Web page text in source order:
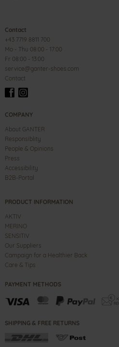
Contact
+43 7719 8811 700
Mo - Thu 08:00 - 17:00
Fr 08:00 - 13:00
service@ganter-shoes.com
Contact
COMPANY
About GANTER
Responsiblity
People & Opinions
Press
Accessibility
B2B-Portal
PRODUCT INFORMATION
AKTIV
MERINO
SENSITIV
Our Suppliers
Campaign for a Healthier Back
Care & Tips
PAYMENT METHODS
SHIPPING & FREE RETURNS